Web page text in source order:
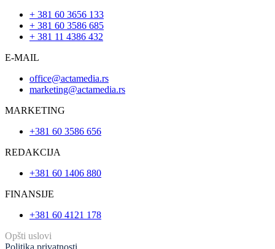
+ 381 60 3656 133
+ 381 60 3586 685
+ 381 11 4386 432
E-MAIL
office@actamedia.rs
marketing@actamedia.rs
MARKETING
+381 60 3586 656
REDAKCIJA
+381 60 1406 880
FINANSIJE
+381 60 4121 178
Opšti uslovi